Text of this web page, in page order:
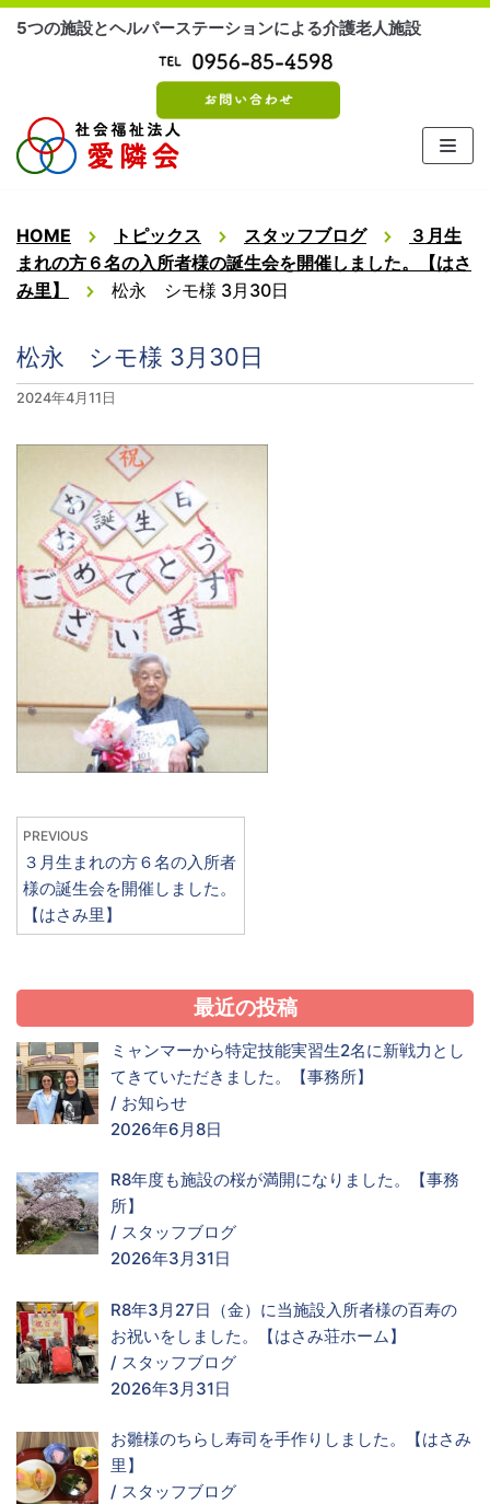
コ
ツ
に
ス
ッ
プ
5つの施設とヘルパーステーションによる介護老人施設
HOME トピックス スタッフブログ
３月生
まれの方６名の入所者様の誕生会を開催しました。【はさ
み里】
松永 シモ様 3月30日
松永 シモ様 3月30日
2024年4月11日
PREVIOUS
３月生まれの方６名の入所者
様の誕生会を開催しました。
【はさみ里】
最近の投稿
ミャンマーから特定技能実習生2名に新戦力とし
てきていただきました。【事務所】
/ お知らせ
2026年6月8日
R8年度も施設の桜が満開になりました。【事務
所】
/ スタッフブログ
2026年3月31日
R8年3月27日（金）に当施設入所者様の百寿の
お祝いをしました。【はさみ荘ホーム】
/ スタッフブログ
2026年3月31日
お雛様のちらし寿司を手作りしました。【はさみ
里】
/ スタッフブログ